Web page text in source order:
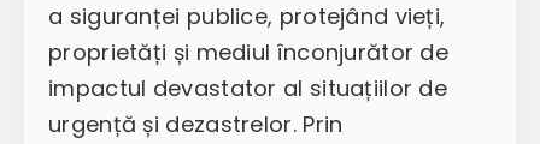
a siguranței publice, protejând vieți,
proprietăți și mediul înconjurător de
impactul devastator al situațiilor de
urgență și dezastrelor. Prin